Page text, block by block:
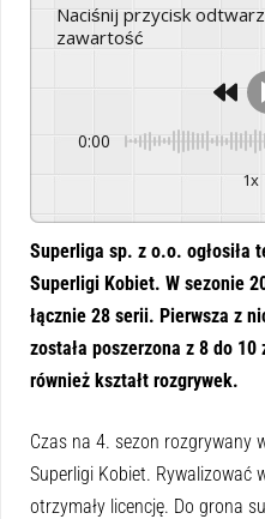
Naciśnij przycisk odtwarzania, aby odsłuchać tę
zawartość
0:00
1x
Superliga sp. z o.o. ogłosiła
Superligi Kobiet. W sezonie
łącznie 28 serii. Pierwsza z
została poszerzona z 8 do 10
również kształt rozgrywek.
Czas na 4. sezon rozgrywany
Superligi Kobiet. Rywalizować
otrzymały licencję. Do grona